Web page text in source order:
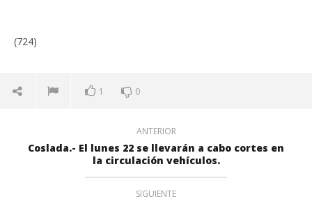
(724)
1 0
ANTERIOR
Coslada.- El lunes 22 se llevarán a cabo cortes en
la circulación vehículos.
SIGUIENTE